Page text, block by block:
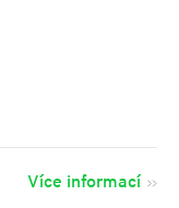
Více informací